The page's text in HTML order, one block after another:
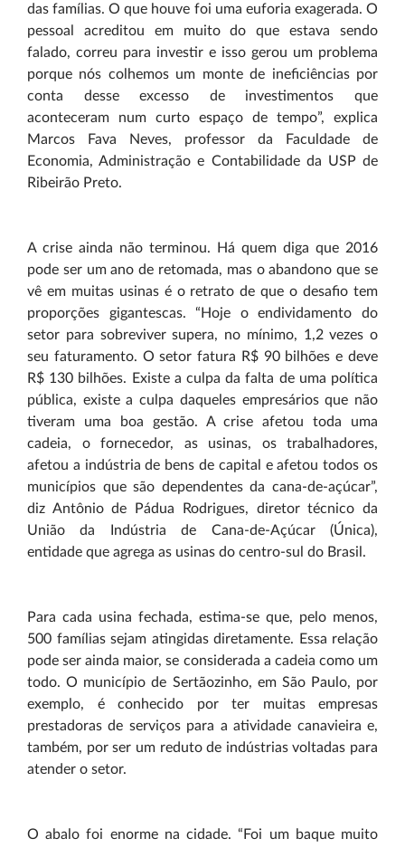
das famílias. O que houve foi uma euforia exagerada. O
pessoal acreditou em muito do que estava sendo
falado, correu para investir e isso gerou um problema
porque nós colhemos um monte de ineficiências por
conta desse excesso de investimentos que
aconteceram num curto espaço de tempo”, explica
Marcos Fava Neves, professor da Faculdade de
Economia, Administração e Contabilidade da USP de
Ribeirão Preto.
A crise ainda não terminou. Há quem diga que 2016
pode ser um ano de retomada, mas o abandono que se
vê em muitas usinas é o retrato de que o desafio tem
proporções gigantescas. “Hoje o endividamento do
setor para sobreviver supera, no mínimo, 1,2 vezes o
seu faturamento. O setor fatura R$ 90 bilhões e deve
R$ 130 bilhões. Existe a culpa da falta de uma política
pública, existe a culpa daqueles empresários que não
tiveram uma boa gestão. A crise afetou toda uma
cadeia, o fornecedor, as usinas, os trabalhadores,
afetou a indústria de bens de capital e afetou todos os
municípios que são dependentes da cana-de-açúcar”,
diz Antônio de Pádua Rodrigues, diretor técnico da
União da Indústria de Cana-de-Açúcar (Única),
entidade que agrega as usinas do centro-sul do Brasil.
Para cada usina fechada, estima-se que, pelo menos,
500 famílias sejam atingidas diretamente. Essa relação
pode ser ainda maior, se considerada a cadeia como um
todo. O município de Sertãozinho, em São Paulo, por
exemplo, é conhecido por ter muitas empresas
prestadoras de serviços para a atividade canavieira e,
também, por ser um reduto de indústrias voltadas para
atender o setor.
O abalo foi enorme na cidade. “Foi um baque muito